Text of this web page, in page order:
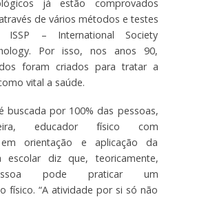
já estão comprovados
de vários métodos e testes
– International Society
Por isso, nos anos 90,
foram criados para tratar a
vital a saúde.
buscada por 100% das pessoas,
educador físico com
em orientação e aplicação da
escolar diz que, teoricamente,
pode praticar um
físico. “A atividade por si só não